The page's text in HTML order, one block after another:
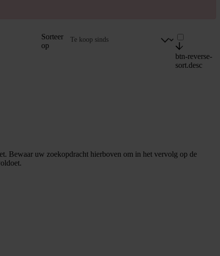
Sorteer
op
btn-reverse-
sort.desc
Bewaar uw zoekopdracht hierboven om in het vervolg op de